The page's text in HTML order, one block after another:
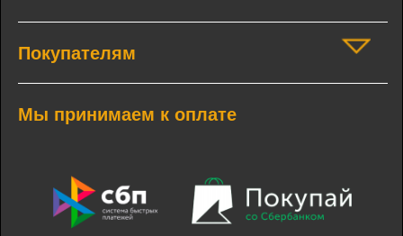
Покупателям
Мы принимаем к оплате